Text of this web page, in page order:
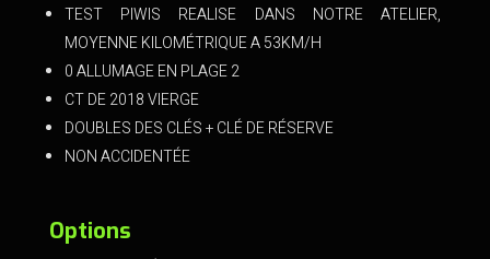
TEST PIWIS REALISE DANS NOTRE ATELIER,
MOYENNE KILOMÉTRIQUE A 53KM/H
0 ALLUMAGE EN PLAGE 2
CT DE 2018 VIERGE
DOUBLES DES CLÉS + CLÉ DE RÉSERVE
NON ACCIDENTÉE
Options